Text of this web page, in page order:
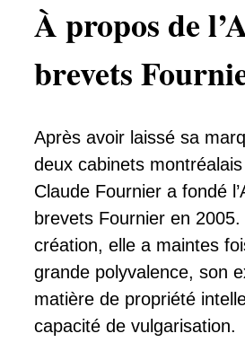
À propos de
brevets
Après avoir laissé sa
deux cabinets
Claude Fournier a fondé
brevets Fournier en
création, elle a maintes
grande polyvalence, son
matière de propriété
capacité de vulgarisation.